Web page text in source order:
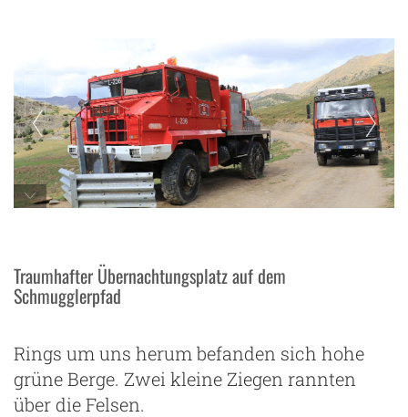
Traumhafter Übernachtungsplatz auf dem
Schmugglerpfad
Rings um uns herum befanden sich hohe
grüne Berge. Zwei kleine Ziegen rannten
über die Felsen.